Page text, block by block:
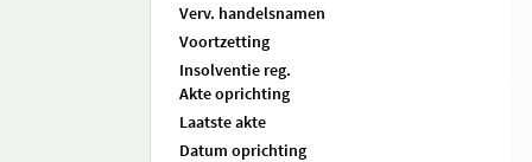
Verv. handelsnamen
Voortzetting
Insolventie reg.
Akte oprichting
Laatste akte
Datum oprichting